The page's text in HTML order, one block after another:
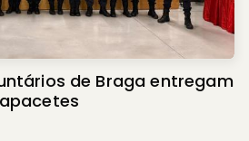
de Braga entregam